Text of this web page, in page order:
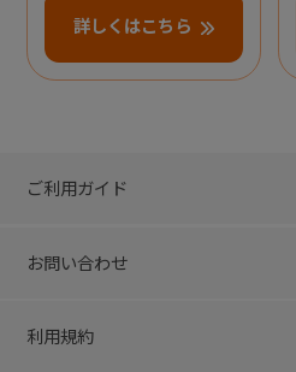
詳しくはこちら
ご利用ガイド
お問い合わせ
利用規約